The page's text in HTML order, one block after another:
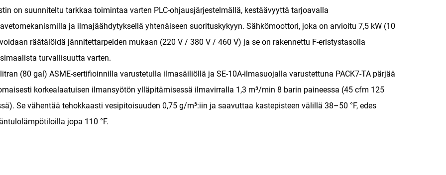
on suunniteltu tarkkaa toimintaa varten PLC-ohjausjärjestelmällä, kestäävyyttä tarjoavalla
ja ilmajäähdytyksellä yhtenäiseen suorituskykyyn. Sähkömoottori, joka on arvioitu 7,5 kW (10
räätälöidä jännitettarpeiden mukaan (220 V / 380 V / 460 V) ja se on rakennettu F-eristystasolla
turvallisuutta varten.
(80 gal) ASME-sertifioinnilla varustetulla ilmasäiliöllä ja SE-10A-ilmasuojalla varustettuna PACK7-TA pärjää
korkealaatuisen ilmansyötön ylläpitämisessä ilmavirralla 1,3 m³/min 8 barin paineessa (45 cfm 125
Se vähentää tehokkaasti vesipitoisuuden 0,75 g/m³:iin ja saavuttaa kastepisteen välillä 38–50 °F, edes
jopa 110 °F.